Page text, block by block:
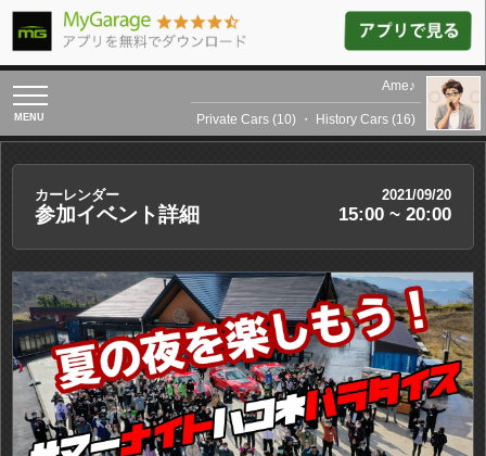
toggle
navigation
Ame♪
Private Cars (10) ・ History Cars (16)
カーレンダー 2021/09/20
参加イベント詳細 15:00 ~ 20:00